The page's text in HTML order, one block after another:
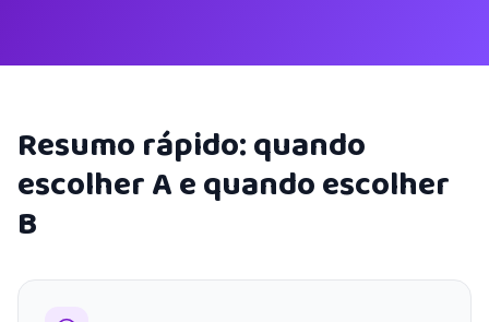
Resumo rápido: quando
escolher A e quando escolher
B